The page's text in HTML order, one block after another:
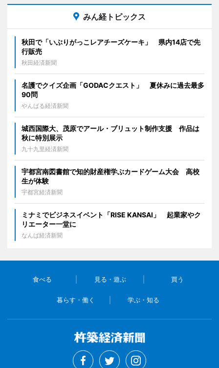
みん経トピックス
秋田で「いぶりがっこレアチーズケーキ」 県内14店で先
行販売
秋田経済新聞
名護でクイズ企画「GODACクエスト」 夏休みに過去最多
90問
やんばる経済新聞
城西国際大、茂原でアール・ブリュット制作支援 作品は
秋に特別展示
九十九里経済新聞
宇都宮南図書館で知的財産権学ぶカードゲーム大会 高校
生が体験
宇都宮経済新聞
ミナミでビジネスイベント「RISE KANSAI」 起業家やク
リエーター一堂に
なんば経済新聞
食べる 見る・遊ぶ 買う
暮らす・働く 学ぶ・知る